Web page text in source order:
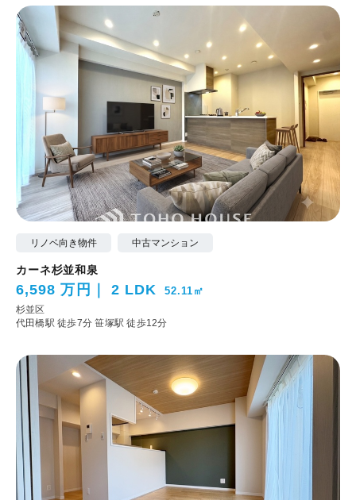
リノベ向き物件 中古マンション
カーネ杉並和泉
6,598 万円 2 LDK 52.11㎡
杉並区
代田橋駅 徒歩7分笹塚駅 徒歩12分